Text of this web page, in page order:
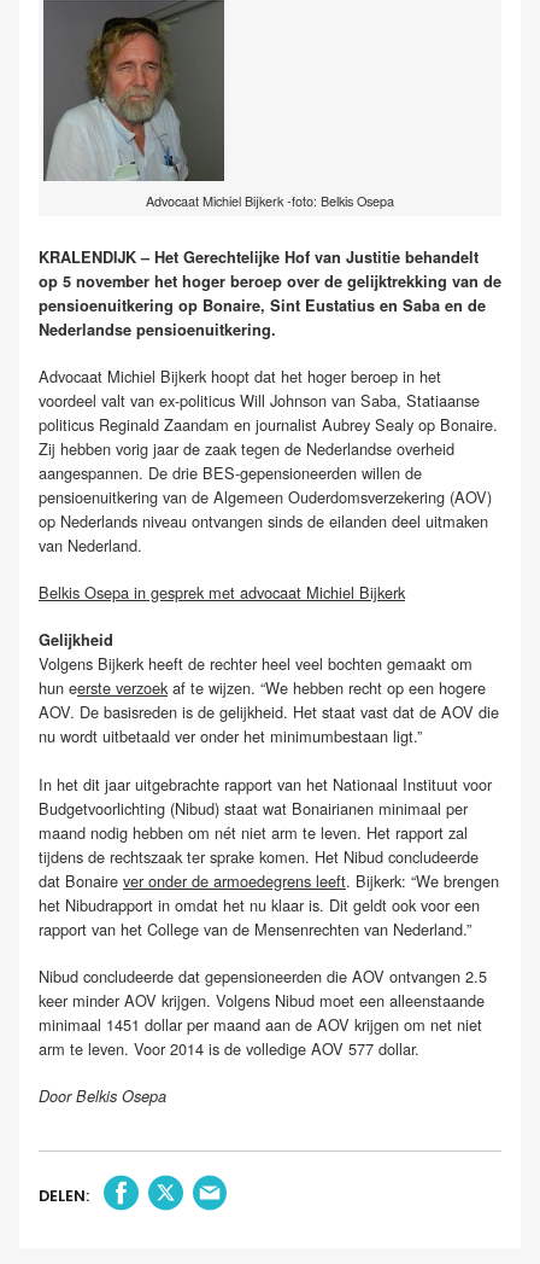
Advocaat Michiel Bijkerk -foto: Belkis Osepa
KRALENDIJK – Het Gerechtelijke Hof van Justitie behandelt
op 5 november het hoger beroep over de gelijktrekking van de
pensioenuitkering op Bonaire, Sint Eustatius en Saba en de
Nederlandse pensioenuitkering.
Advocaat Michiel Bijkerk hoopt dat het hoger beroep in het
voordeel valt van ex-politicus Will Johnson van Saba, Statiaanse
politicus Reginald Zaandam en journalist Aubrey Sealy op Bonaire.
Zij hebben vorig jaar de zaak tegen de Nederlandse overheid
aangespannen. De drie BES-gepensioneerden willen de
pensioenuitkering van de Algemeen Ouderdomsverzekering (AOV)
op Nederlands niveau ontvangen sinds de eilanden deel uitmaken
van Nederland.
Belkis Osepa in gesprek met advocaat Michiel Bijkerk
Gelijkheid
Volgens Bijkerk heeft de rechter heel veel bochten gemaakt om
hun eerste verzoekaf te wijzen. “We hebben recht op een hogere
AOV. De basisreden is de gelijkheid. Het staat vast dat de AOV die
nu wordt uitbetaald ver onder het minimumbestaan ligt.”
In het dit jaar uitgebrachte rapport van het Nationaal Instituut voor
Budgetvoorlichting (Nibud) staat wat Bonairianen minimaal per
maand nodig hebben om nét niet arm te leven. Het rapport zal
tijdens de rechtszaak ter sprake komen. Het Nibud concludeerde
dat Bonaire ver onder de armoedegrens leeft. Bijkerk: “We brengen
het Nibudrapport in omdat het nu klaar is. Dit geldt ook voor een
rapport van het College van de Mensenrechten van Nederland.”
Nibud concludeerde dat gepensioneerden die AOV ontvangen 2.5
keer minder AOV krijgen. Volgens Nibud moet een alleenstaande
minimaal 1451 dollar per maand aan de AOV krijgen om net niet
arm te leven. Voor 2014 is de volledige AOV 577 dollar.
Door Belkis Osepa
DELEN: